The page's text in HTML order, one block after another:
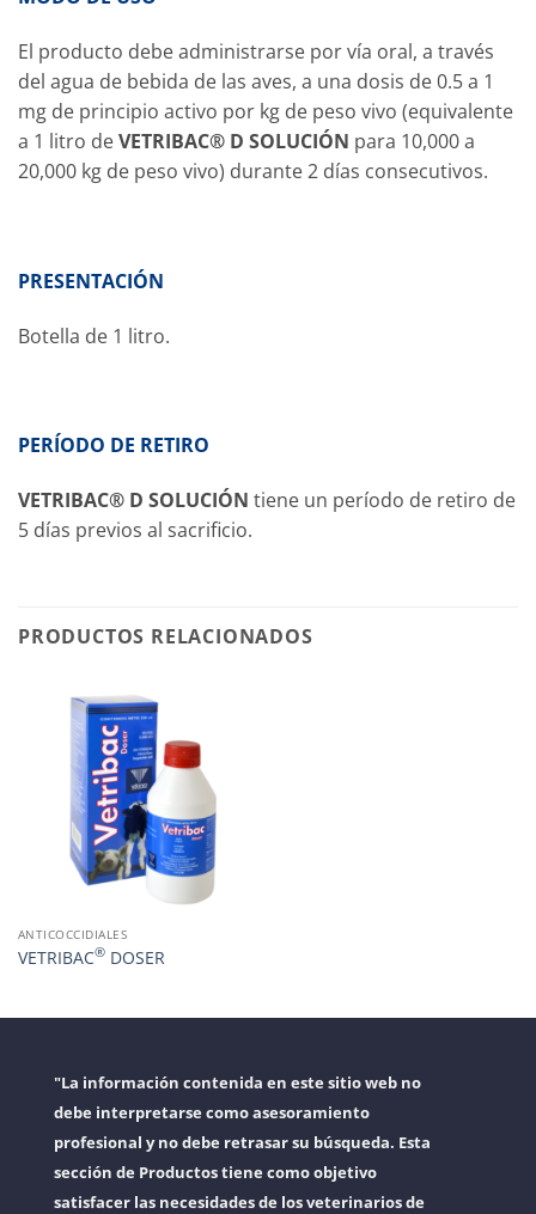
El producto debe administrarse por vía oral, a través
del agua de bebida de las aves, a una dosis de 0.5 a 1
mg de principio activo por kg de peso vivo (equivalente
a 1 litro deVETRIBAC® D SOLUCIÓN para 10,000 a
20,000 kg de peso vivo) durante 2 días consecutivos.
PRESENTACIÓN
Botella de 1 litro.
PERÍODO DE RETIRO
VETRIBAC® D SOLUCIÓN tiene un período de retiro de
5 días previos al sacrificio.
PRODUCTOS RELACIONADOS
ANTICOCCIDIALES
VETRIBAC®DOSER
"La información contenida en este sitio web no
debe interpretarse como asesoramiento
profesional y no debe retrasar su búsqueda. Esta
sección de Productos tiene como objetivo
satisfacer las necesidades de los veterinarios de